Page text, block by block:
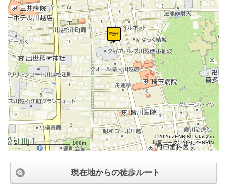
100m
©2026 ZENRIN DataCom
地図データ©2026 ZENRIN
現在地からの徒歩ルート